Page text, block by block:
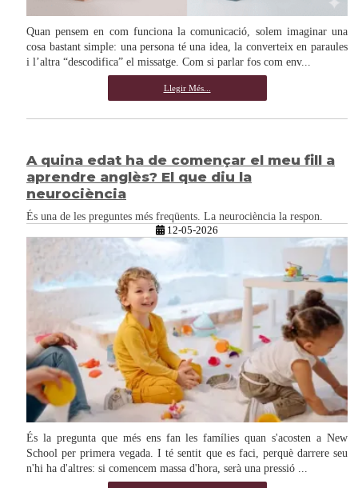
Quan pensem en com funciona la comunicació, solem imaginar una
cosa bastant simple: una persona té una idea, la converteix en paraules
i l’altra “descodifica” el missatge. Com si parlar fos com env...
Llegir Més...
A quina edat ha de començar el meu fill a
aprendre anglès? El que diu la
neurociència
És una de les preguntes més freqüents. La neurociència la respon.
12-05-2026
És la pregunta que més ens fan les famílies quan s'acosten a New
School per primera vegada. I té sentit que es faci, perquè darrere seu
n'hi ha d'altres: si comencem massa d'hora, serà una pressió ...